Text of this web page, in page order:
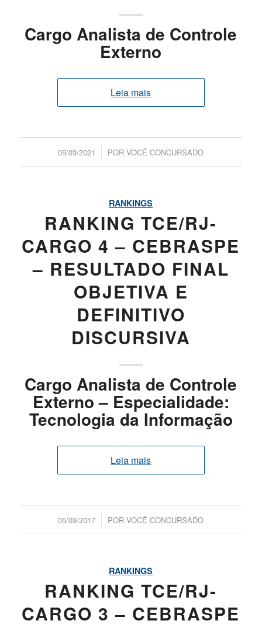
Cargo Analista de Controle
Externo
Leia mais
05/03/2021
/ PORVOCÊ CONCURSADO
RANKINGS
RANKING TCE/RJ-
CARGO 4 – CEBRASPE
– RESULTADO FINAL
OBJETIVA E
DEFINITIVO
DISCURSIVA
Cargo Analista de Controle
Externo – Especialidade:
Tecnologia da Informação
Leia mais
05/03/2017
/ PORVOCÊ CONCURSADO
RANKINGS
RANKING TCE/RJ-
CARGO 3 – CEBRASPE